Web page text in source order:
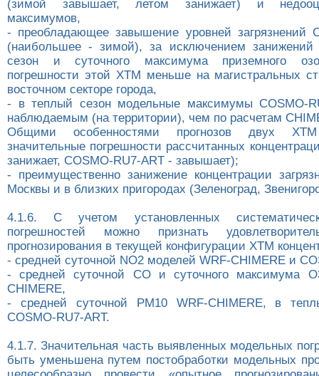
(зимой завышает, летом занижает) и
максимумов,
- преобладающее завышение уровней загрязнений
(наибольшее - зимой), за исключением
сезон и суточного максимума приземного
погрешности этой ХТМ меньше на магистральных
восточном секторе города,
- в теплый сезон модельные максимумы COSMO-
наблюдаемым (на территории), чем по расчетам
Общими особенностями прогнозов двух
значительные погрешности рассчитанных
занижает, COSMO-RU7-ART - завышает);
- преимущественно занижение концентрации
Москвы и в близких пригородах (Зеленоград,
4.1.6. С учетом установленных
погрешностей можно признать
прогнозирования в текущей конфигурации ХТМ
- средней суточной NO2 моделей WRF-CHIMERE и
- средней суточной СО и суточного максимума
CHIMERE,
- средней суточной РМ10 WRF-CHIMERE, в
COSMO-RU7-ART.
4.1.7. Значительная часть выявленных модельных
быть уменьшена путем постобработки модельных